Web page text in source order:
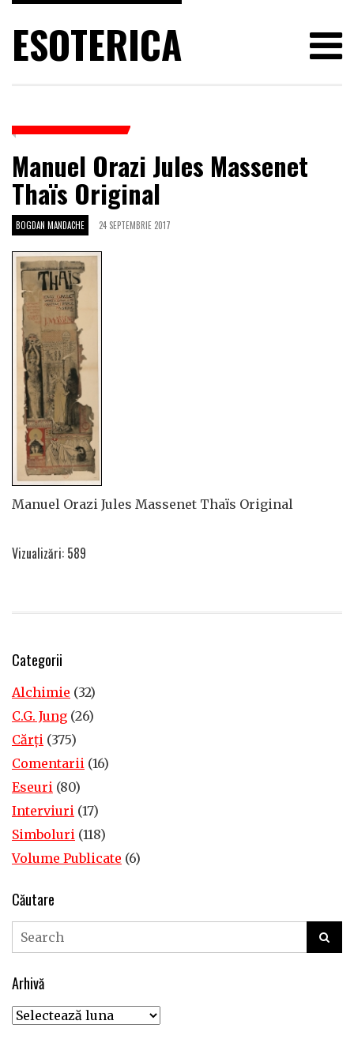
ESOTERICA
Manuel Orazi Jules Massenet
Thaïs Original
BOGDAN MANDACHE 24 SEPTEMBRIE 2017
Manuel Orazi Jules Massenet Thaïs Original
Vizualizări: 589
Categorii
Alchimie (32)
C.G. Jung (26)
Cărţi (375)
Comentarii (16)
Eseuri (80)
Interviuri (17)
Simboluri (118)
Volume Publicate (6)
Căutare
Arhivă